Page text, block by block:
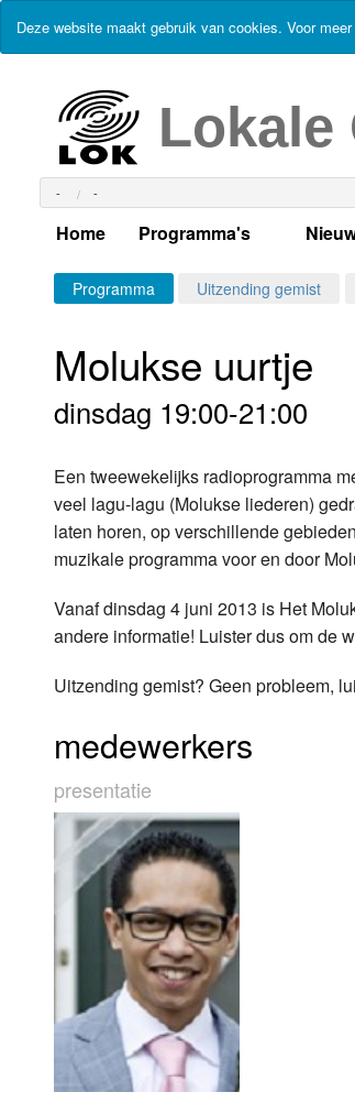
Deze website maakt gebruik van cookies. Voor
Lokale
- -
Home Programma's
Alle dagen
Per dag
Alle programma's
Uitzending gemist?
Luister LOK Live
Oude LOK programma's
RSS
Programma Uitzending gemist
Molukse uurtje
dinsdag 19:00-21:00
Een tweewekelijks radioprogramma
veel lagu-lagu (Molukse liederen)
laten horen, op verschillende
muzikale programma voor en door
Vanaf dinsdag 4 juni 2013 is Het
andere informatie! Luister dus om de
Uitzending gemist? Geen probleem,
medewerkers
presentatie